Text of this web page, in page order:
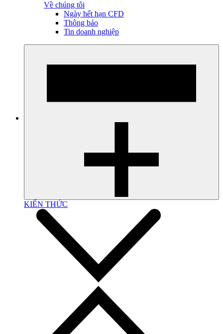
Về chúng tôi
Ngày hết hạn CFD
Thông báo
Tin doanh nghiệp
KIẾN THỨC